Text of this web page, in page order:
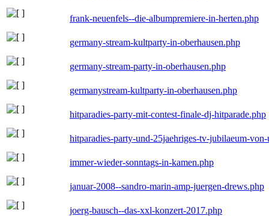
frank-neuenfels--die-albumpremiere-in-herten.php
germany-stream-kultparty-in-oberhausen.php
germany-stream-party-in-oberhausen.php
germanystream-kultparty-in-oberhausen.php
hitparadies-party-mit-contest-finale-dj-hitparade.php
hitparadies-party-und-25jaehriges-tv-jubilaeum-
immer-wieder-sonntags-in-kamen.php
januar-2008--sandro-marin-amp-juergen-drews.php
joerg-bausch--das-xxl-konzert-2017.php